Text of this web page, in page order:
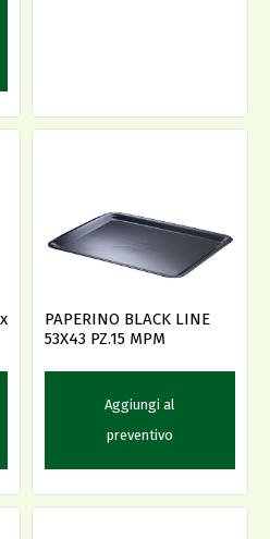
PAPERINO BLACK LINE
53X43 PZ.15 MPM
Aggiungi al
preventivo